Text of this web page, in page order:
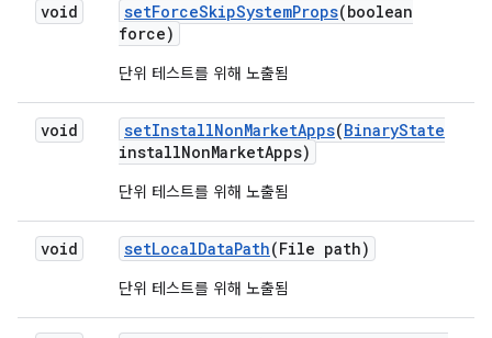
void setForceSkipSystemProps(boolean
force)
단위 테스트를 위해 노출됨
void setInstallNonMarketApps(BinaryState
installNonMarketApps)
단위 테스트를 위해 노출됨
void setLocalDataPath(File path)
단위 테스트를 위해 노출됨